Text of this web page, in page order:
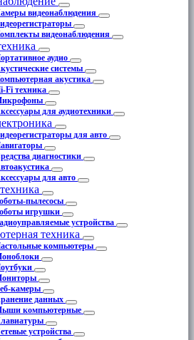
видеонаблюдения
видеонаблюдения
аудио
системы
акустика
Fi техника
для аудиотехники
для авто
диагностики
для авто
пылесосы
игрушки
устройства
техника
компьютеры
камеры
данных
компьютерные
устройства